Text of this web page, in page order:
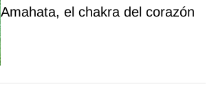
Amahata, el chakra del corazón